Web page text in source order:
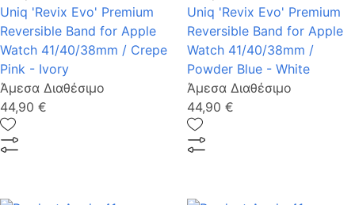
Uniq 'Revix Evo' Premium
Reversible Band for Apple
Watch 41/40/38mm / Crepe
Pink - Ivory
Άμεσα Διαθέσιμο
44,90 €
Uniq 'Revix Evo' Premium
Reversible Band for Apple
Watch 41/40/38mm /
Powder Blue - White
Άμεσα Διαθέσιμο
44,90 €